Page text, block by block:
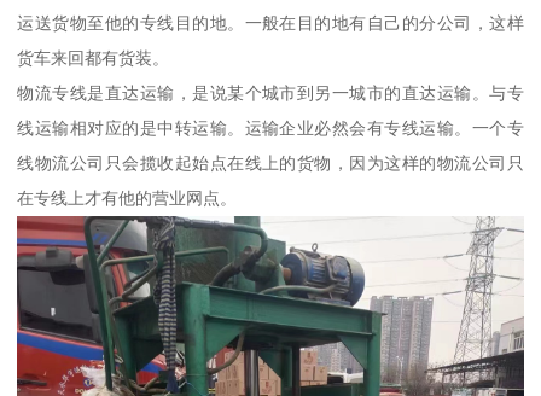
运送货物至他的专线目的地。一般在目的地有自己的分公司，这样
货车来回都有货装。
物流专线是直达运输，是说某个城市到另一城市的直达运输。与专
线运输相对应的是中转运输。运输企业必然会有专线运输。一个专
线物流公司只会揽收起始点在线上的货物，因为这样的物流公司只
在专线上才有他的营业网点。